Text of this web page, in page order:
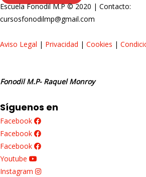
Escuela Fonodil M.P © 2020 | Contacto:
cursosfonodilmp@gmail.com
Aviso Legal | Privacidad | Cookies |
Fonodil M.P- Raquel Monroy
Síguenos en
Facebook
Facebook
Facebook
Youtube
Instagram